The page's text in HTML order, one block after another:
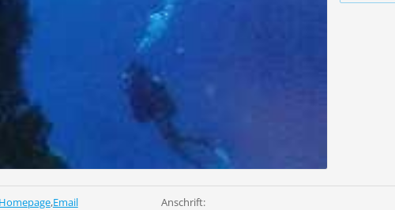
Homepage,Email
Anschrift: